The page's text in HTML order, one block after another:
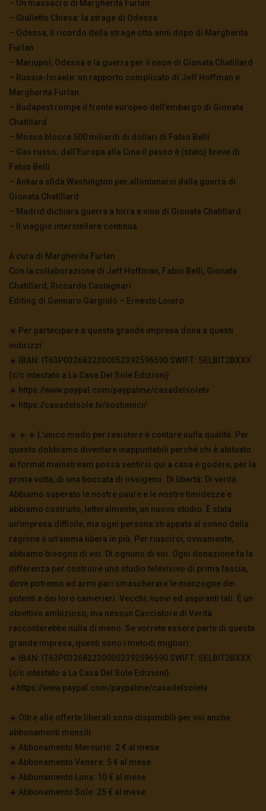
– Un massacro di Margherita Furlan
– Giulietto Chiesa: la strage di Odessa
– Odessa, il ricordo della strage otto anni dopo di Margherita
Furlan
– Mariupol, Odessa e la guerra per il neon di Gionata Chatillard
– Russia-Israele: un rapporto complicato di Jeff Hoffman e
Margherita Furlan
– Budapest rompe il fronte europeo dell’embargo di Gionata
Chatillard
– Mosca blocca 500 miliardi di dollari di Fabio Belli
– Gas russo: dall’Europa alla Cina il passo è (stato) breve di
Fabio Belli
– Ankara sfida Washington per allontanarsi dalla guerra di
Gionata Chatillard
– Madrid dichiara guerra a birra e vino di Gionata Chatillard
– Il viaggio interstellare continua
A cura di Margherita Furlan
Con la collaborazione di Jeff Hoffman, Fabio Belli, Gionata
Chatillard, Riccardo Castagnari
Editing di Gennaro Gargiulo – Ernesto Loiero
☀️ Per partecipare a questa grande impresa dona a questi
indirizzi:
☀️ IBAN: IT63P0326822300052392596590 SWIFT: SELBIT2BXXX
(c/c intestato a La Casa Del Sole Edizioni)
☀️ https://www.paypal.com/paypalme/casadelsoletv
☀️ https://casadelsole.tv/sostienici/
☀️ ☀️ ☀️ L’unico modo per resistere è contare sulla qualità. Per
questo dobbiamo diventare inappuntabili perché chi è abituato
ai format mainstream possa sentirsi qui a casa e godere, per la
prima volta, di una boccata di ossigeno. Di libertà. Di verità.
Abbiamo superato le nostre paure e le nostre timidezze e
abbiamo costruito, letteralmente, un nuovo studio. È stata
un’impresa difficile, ma ogni persona strappata al sonno della
ragione è un’anima libera in più. Per riuscirci, ovviamente,
abbiamo bisogno di voi. Di ognuno di voi. Ogni donazione fa la
differenza per costruire uno studio televisivo di prima fascia,
dove potremo ad armi pari smascherare le menzogne dei
potenti e dei loro camerieri. Vecchi, nuovi ed aspiranti tali. È un
obiettivo ambizioso, ma nessun Cacciatore di Verità
racconterebbe nulla di meno. Se vorrete essere parte di questa
grande impresa, questi sono i metodi migliori:
☀️ IBAN: IT63P0326822300052392596590 SWIFT: SELBIT2BXXX
(c/c intestato a La Casa Del Sole Edizioni)
☀️https://www.paypal.com/paypalme/casadelsoletv
☀️ Oltre alle offerte liberali sono disponibili per voi anche
abbonamenti mensili
☀️ Abbonamento Mercurio: 2 € al mese
☀️ Abbonamento Venere: 5 € al mese
☀️ Abbonamento Luna: 10 € al mese
☀️ Abbonamento Sole: 25 € al mese